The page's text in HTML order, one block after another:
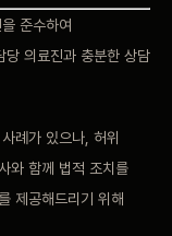
준수하여
당 의료진과 충분한 상담
례가 있으나, 허위
와 함께 법적 조치를
제공해드리기 위해